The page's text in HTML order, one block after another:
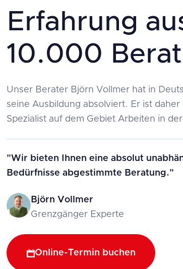
Erfahrung
10.000
Unser Berater Björn Vollmer hat in
seine Ausbildung absolviert. Er ist
Spezialist auf dem Gebiet Arbeiten in
"Wir bieten Ihnen eine absolut
Bedürfnisse abgestimmte Beratung."
Björn Vollmer
Grenzgänger Experte
Online-Termin buchen